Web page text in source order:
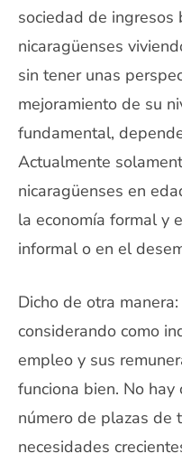
sociedad de ingresos
nicaragüenses
sin tener unas
mejoramiento de su
fundamental,
Actualmente
nicaragüenses en
la economía formal y
informal o en el
Dicho de otra
considerando como
empleo y sus
funciona bien. No
número de plazas de
necesidades